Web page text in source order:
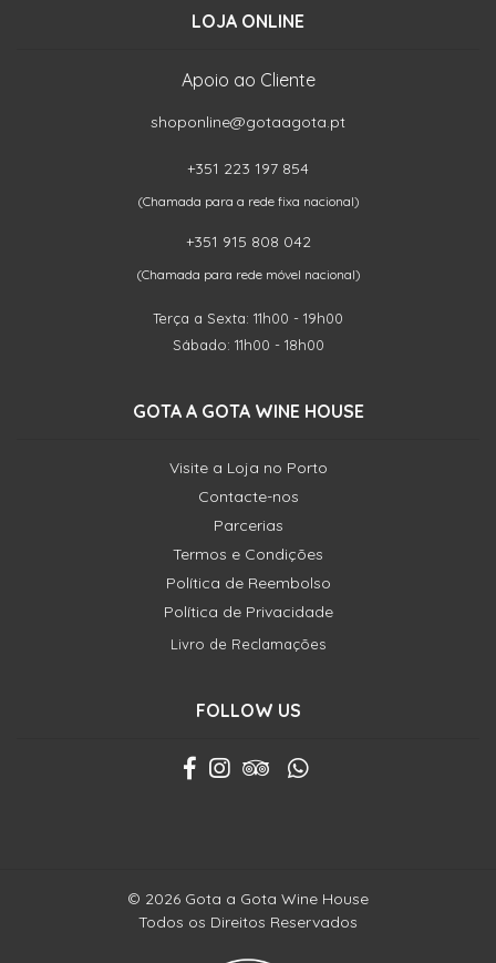
LOJA ONLINE
Apoio ao Cliente
shoponline@gotaagota.pt
+351 223 197 854
(Chamada para a rede fixa nacional)
+351 915 808 042
(Chamada para rede móvel nacional)
Terça a Sexta: 11h00 - 19h00
Sábado: 11h00 - 18h00
GOTA A GOTA WINE HOUSE
Visite a Loja no Porto
Contacte-nos
Parcerias
Termos e Condições
Política de Reembolso
Política de Privacidade
Livro de Reclamações
FOLLOW US
© 2026 Gota a Gota Wine House
Todos os Direitos Reservados